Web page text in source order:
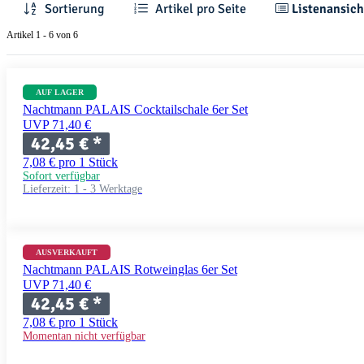
Sortierung Artikel pro Seite
Artikel 1 - 6 von 6
AUF LAGER
Nachtmann PALAIS Cocktailschale 6er Set
UVP 71,40 €
42,45 € *
7,08 € pro 1 Stück
Sofort verfügbar
Lieferzeit: 1 - 3 Werktage
AUSVERKAUFT
Nachtmann PALAIS Rotweinglas 6er Set
UVP 71,40 €
42,45 € *
7,08 € pro 1 Stück
Momentan nicht verfügbar